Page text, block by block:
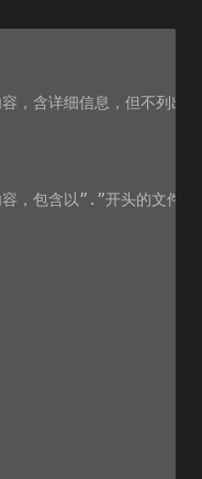
，含详细信息，但不列出
，包含以”.”开头的文件